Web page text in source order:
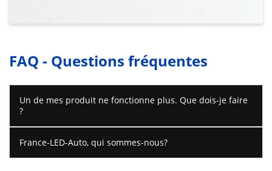
FAQ - Questions fréquentes
Un de mes produit ne fonctionne plus. Que dois-je faire
?
France-LED-Auto, qui sommes-nous?